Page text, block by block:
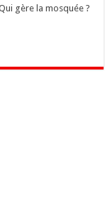
gère la mosquée ?